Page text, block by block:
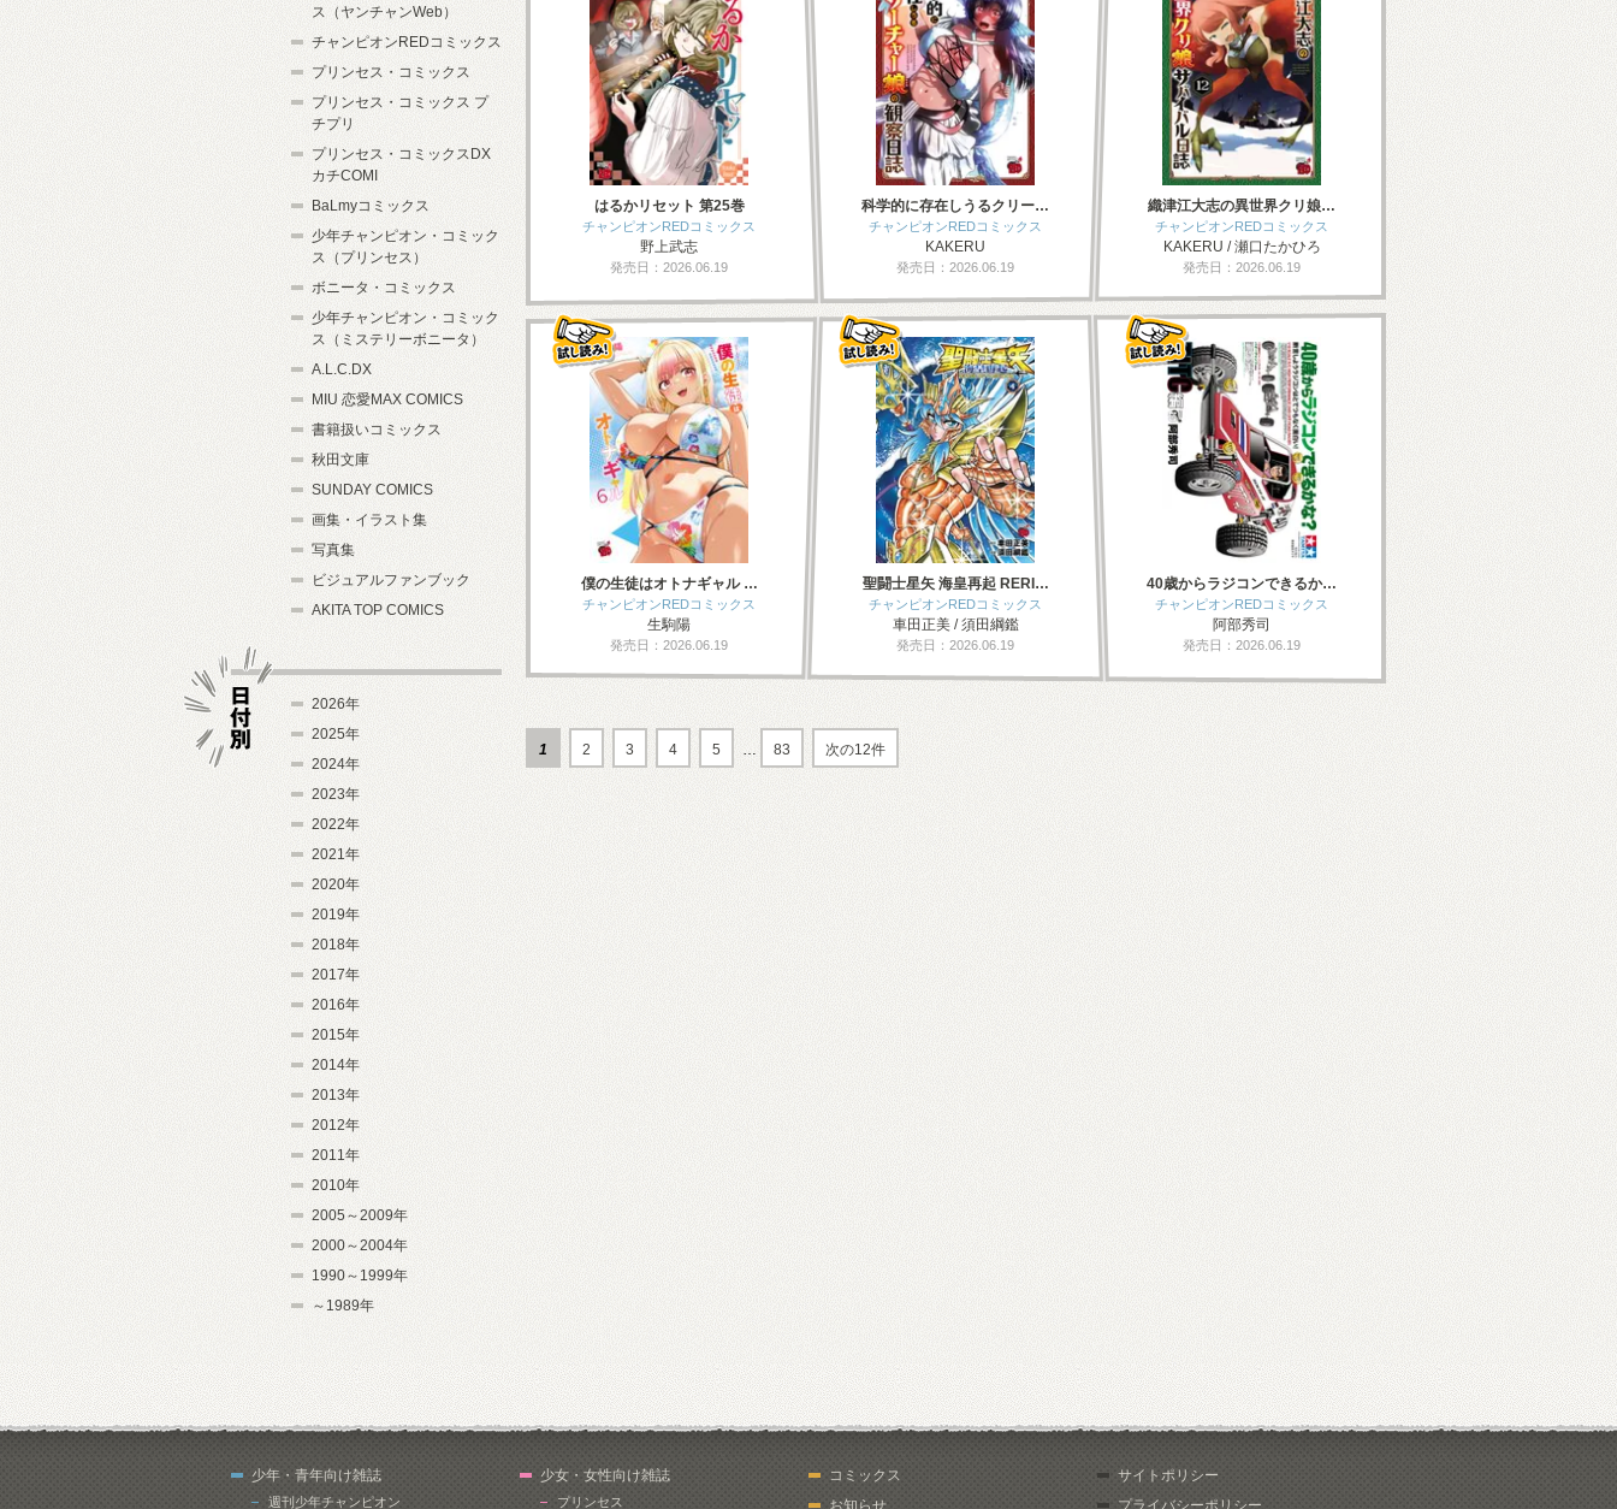
はるかリセット 第25巻
チャンピオンREDコミックス
野上武志
発売日：2026.06.19
科学的に存在しうるクリー…
チャンピオンREDコミックス
KAKERU
発売日：2026.06.19
織津江大志の異世界クリ娘…
チャンピオンREDコミックス
KAKERU / 瀬口たかひろ
発売日：2026.06.19
僕の生徒はオトナギャル …
チャンピオンREDコミックス
生駒陽
発売日：2026.06.19
聖闘士星矢 海皇再起 RERI…
チャンピオンREDコミックス
車田正美 / 須田綱鑑
発売日：2026.06.19
40歳からラジコンできるか…
チャンピオンREDコミックス
阿部秀司
発売日：2026.06.19
1 2 3 4 5 … 83 次の12件
ス（ヤンチャンWeb）
チャンピオンREDコミックス
プリンセス・コミックス
プリンセス・コミックス プ
チプリ
プリンセス・コミックスDX
カチCOMI
BaLmyコミックス
少年チャンピオン・コミック
ス（プリンセス）
ボニータ・コミックス
少年チャンピオン・コミック
ス（ミステリーボニータ）
A.L.C.DX
MIU 恋愛MAX COMICS
書籍扱いコミックス
秋田文庫
SUNDAY COMICS
画集・イラスト集
写真集
ビジュアルファンブック
AKITA TOP COMICS
2026年
2025年
2024年
2023年
2022年
2021年
2020年
2019年
2018年
2017年
2016年
2015年
2014年
2013年
2012年
2011年
2010年
2005～2009年
2000～2004年
1990～1999年
～1989年
少年・青年向け雑誌
週刊少年チャンピオン
少女・女性向け雑誌
プリンセス
コミックス
お知らせ
サイトポリシー
プライバシーポリシー